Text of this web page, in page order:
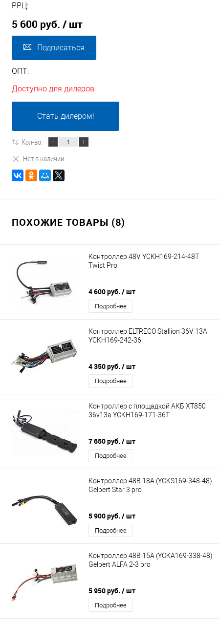
РРЦ:
5 600 руб. / шт
Подписаться
ОПТ:
Доступно для дилеров
Стать дилером!
Кол-во:
Нет в наличии
ПОХОЖИЕ ТОВАРЫ (8)
Контроллер 48V YCKH169-214-48T
Twist Pro
4 600 руб. / шт
Подробнее
Контроллер ELTRECO Stallion 36V 13A
YCKH169-242-36
4 350 руб. / шт
Подробнее
Контроллер с площадкой АКБ XT850
36v13a YCKH169-171-36T
7 650 руб. / шт
Подробнее
Контроллер 48В 18А (YCKS169-348-48)
Gelbert Star 3 pro
5 900 руб. / шт
Подробнее
Контроллер 48В 15А (YCKA169-338-48)
Gelbert ALFA 2-3 pro
5 950 руб. / шт
Подробнее